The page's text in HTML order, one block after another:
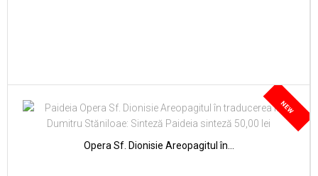
NEW
Opera Sf. Dionisie Areopagitul în...